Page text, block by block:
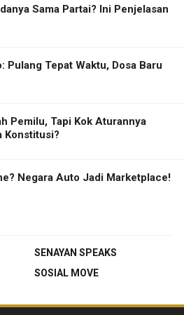
Sama Partai? Ini Penjelasan
Pulang Tepat Waktu, Dosa Baru
Pemilu, Tapi Kok Aturannya
Konstitusi?
Negara Auto Jadi Marketplace!
SENAYAN SPEAKS
SOSIAL MOVE